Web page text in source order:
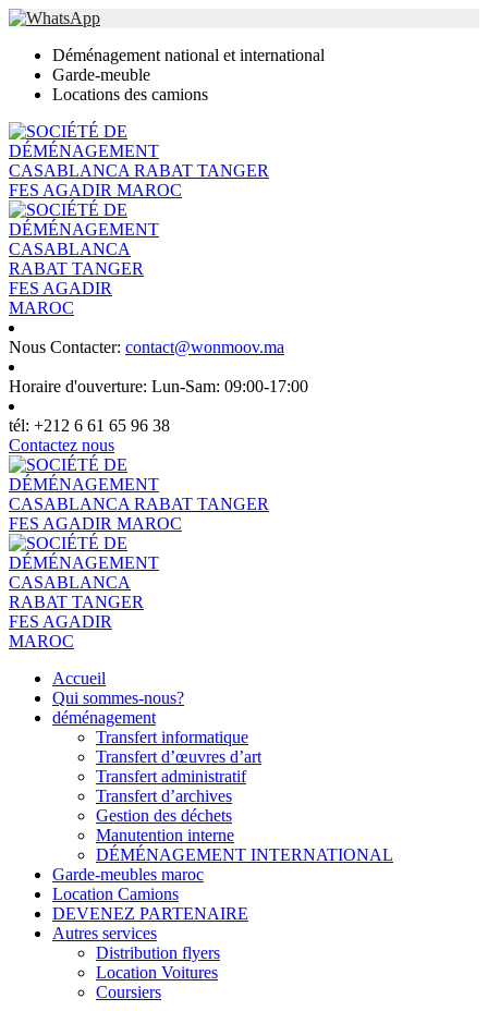
Déménagement national et international
Garde-meuble
Locations des camions
Nous Contacter: contact@wonmoov.ma
Horaire d'ouverture: Lun-Sam: 09:00-17:00
tél: +212 6 61 65 96 38
Contactez nous
Accueil
Qui sommes-nous?
déménagement
Transfert informatique
Transfert d’œuvres d’art
Transfert administratif
Transfert d’archives
Gestion des déchets
Manutention interne
DÉMÉNAGEMENT INTERNATIONAL
Garde-meubles maroc
Location Camions
DEVENEZ PARTENAIRE
Autres services
Distribution flyers
Location Voitures
Coursiers